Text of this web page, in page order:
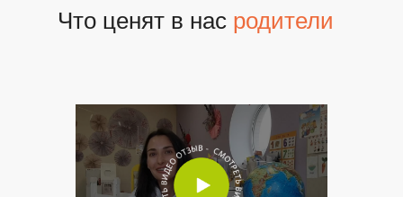
Что ценят в нас родители